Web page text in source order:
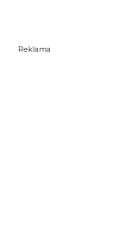
Reklama